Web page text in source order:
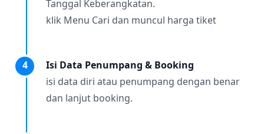
Tanggal Keberangkatan.
klik Menu Cari dan muncul harga tiket
4
Isi Data Penumpang & Booking
isi data diri atau penumpang dengan benar
dan lanjut booking.